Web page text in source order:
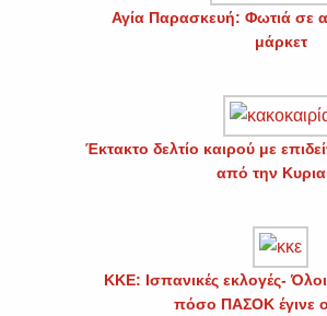
Αγία Παρασκευή: Φωτιά σε
μάρκετ
Έκτακτο δελτίο καιρού με
από την
ΚΚΕ: Ισπανικές εκλογές-
πόσο ΠΑΣΟΚ έγινε